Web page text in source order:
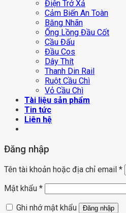
Điện Trở Xả
Cảm Biến An Toàn
Băng Nhãn
Ống Lồng Đầu Cốt
Cầu Đấu
Đầu Cos
Dây Thít
Thanh Din Rail
Ruột Cầu Chì
Vỏ Cầu Chì
Tài liệu sản phẩm
Tin tức
Liên hệ
Đăng nhập
Tên tài khoản hoặc địa chỉ email *
Mật khẩu *
Ghi nhớ mật khẩu
Đăng nhập